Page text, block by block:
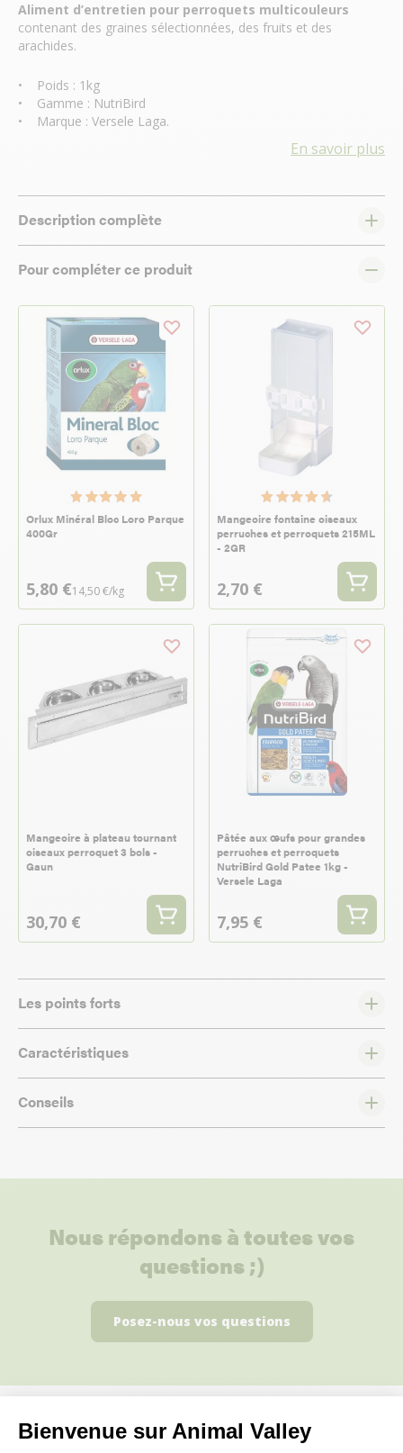
Bienvenue sur Animal Valley
Aliment d’entretien pour perroquets multicouleurs
contenant des graines sélectionnées, des fruits et des
arachides.
• Poids : 1kg
• Gamme : NutriBird
• Marque : Versele Laga.
En savoir plus
Description complète
Pour compléter ce produit
Orlux Minéral Bloc Loro Parque
400Gr
5,80 €14,50 €/kg
Mangeoire fontaine oiseaux
perruches et perroquets 215ML
- 2GR
2,70 €
Mangeoire à plateau tournant
oiseaux perroquet 3 bols -
Gaun
30,70 €
Pâtée aux œufs pour grandes
perruches et perroquets
NutriBird Gold Patee 1kg -
Versele Laga
7,95 €
Les points forts
Caractéristiques
Conseils
Nous répondons à toutes vos
questions ;)
Posez-nous vos questions